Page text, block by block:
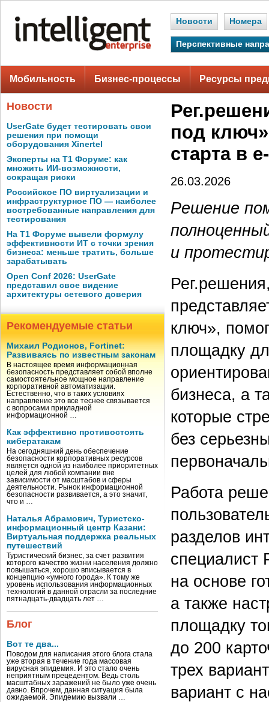
Новости Номера
Перспективные
Мобильность Бизнес-процессы Ресурсы
Новости
UserGate будет тестировать свои
решения при помощи
оборудования Xinertel
Эксперты на Т1 Форуме: как
множить ИИ-возможности,
сокращая риски
Российское ПО виртуализации и
инфраструктурное ПО — наиболее
востребованные направления для
тестирования
На Т1 Форуме вывели формулу
эффективности ИТ с точки зрения
бизнеса: меньше тратить, больше
зарабатывать
Open Conf 2026: UserGate
представил свое видение
архитектуры сетевого доверия
Рекомендуемые статьи
Михаил Родионов, Fortinet:
Развиваясь по известным законам
В настоящее время информационная
безопасность представляет собой вполне
самостоятельное мощное направление
корпоративной автоматизации.
Естественно, что в таких условиях
направление это все теснее связывается
с вопросами прикладной
информационной …
Как эффективно противостоять
кибератакам
На сегодняшний день обеспечение
безопасности корпоративных ресурсов
является одной из наиболее приоритетных
целей для любой компании вне
зависимости от масштабов и сферы
деятельности. Рынок информационной
безопасности развивается, а это значит,
что и …
Наталья Абрамович, Туристско-
информационный центр Казани:
Виртуальная поддержка реальных
путешествий
Туристический бизнес, за счет развития
которого качество жизни населения должно
повышаться, хорошо вписывается в
концепцию «умного города». К тому же
уровень использования информационных
технологий в данной отрасли за последние
пятнадцать-двадцать лет …
Блог
Вот те два...
Поводом для написания этого блога стала
уже вторая в течение года массовая
вирусная эпидемия. И это стало очень
неприятным прецедентом. Ведь столь
масштабных заражений не было уже очень
давно. Впрочем, данная ситуация была
ожидаемой. Эпидемию вызвали …
под
старта в
26.03.2026
Решение
и
ключ»,
площадку
бизнеса, а
которые
без
Работа
разделов
специалист
на основе
а также
площадку
до 200
трех
вариант с